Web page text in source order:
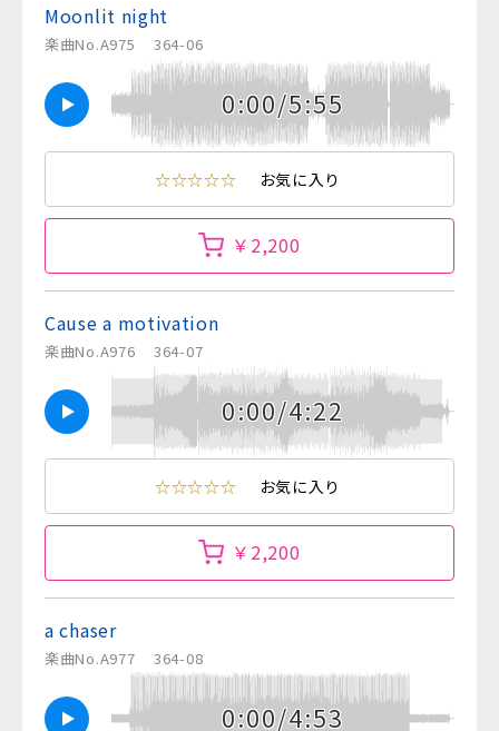
Moonlit night
楽曲No.A975 364-06
0:00/5:55
☆☆☆☆☆ お気に入り
￥2,200
Cause a motivation
楽曲No.A976 364-07
0:00/4:22
☆☆☆☆☆ お気に入り
￥2,200
a chaser
楽曲No.A977 364-08
0:00/4:53